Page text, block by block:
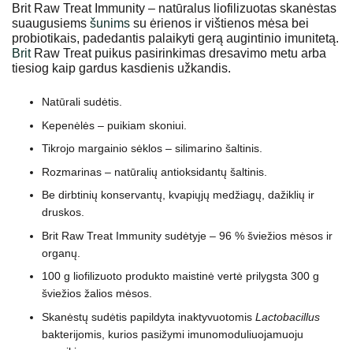
Brit Raw Treat Immunity – natūralus liofilizuotas skanėstas
suaugusiems šunims su ėrienos ir vištienos mėsa bei
probiotikais, padedantis palaikyti gerą augintinio imunitetą.
BritRaw Treat puikus pasirinkimas dresavimo metu arba
tiesiog kaip gardus kasdienis užkandis.
Natūrali sudėtis.
Kepenėlės – puikiam skoniui.
Tikrojo margainio sėklos – silimarino šaltinis.
Rozmarinas – natūralių antioksidantų šaltinis.
Be dirbtinių konservantų, kvapiųjų medžiagų, dažiklių ir
druskos.
Brit Raw Treat Immunity sudėtyje – 96 % šviežios mėsos ir
organų.
100 g liofilizuoto produkto maistinė vertė prilygsta 300 g
šviežios žalios mėsos.
Skanėstų sudėtis papildyta inaktyvuotomis Lactobacillus
bakterijomis, kurios pasižymi imunomoduliuojamuoju